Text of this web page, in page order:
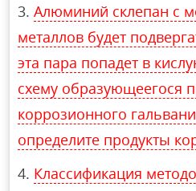
Алюминий склепан с
металлов будет
эта пара попадет в
схему образующеегося
коррозионного
определите продукты
Классификация